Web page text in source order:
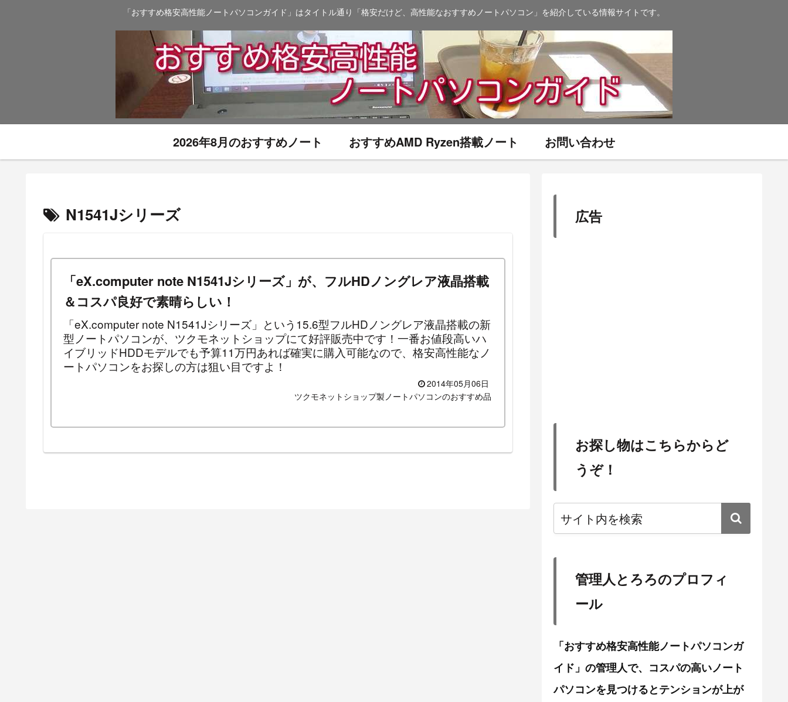
「おすすめ格安高性能ノートパソコンガイド」はタイトル通り「格安だけど、高性能なおすすめノートパソコン」を紹介している情報サイトです。
2026年8月のおすすめノート おすすめAMD Ryzen搭載ノート お問い合わせ
N1541Jシリーズ
「eX.computer note N1541Jシリーズ」が、フルHDノングレア液晶搭載
＆コスパ良好で素晴らしい！
「eX.computer note N1541Jシリーズ」という15.6型フルHDノングレア液晶搭載の新
型ノートパソコンが、ツクモネットショップにて好評販売中です！一番お値段高いハ
イブリッドHDDモデルでも予算11万円あれば確実に購入可能なので、格安高性能なノ
ートパソコンをお探しの方は狙い目ですよ！
2014年05月06日
ツクモネットショップ製ノートパソコンのおすすめ品
広告
お探し物はこちらからど
うぞ！
管理人とろろのプロフィ
ール
「おすすめ格安高性能ノートパソコンガ
イド」の管理人で、コスパの高いノート
パソコンを見つけるとテンションが上が